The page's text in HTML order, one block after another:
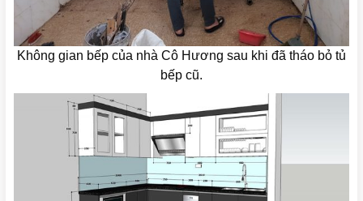
Không gian bếp của nhà Cô Hương sau khi đã tháo bỏ tủ
bếp cũ.